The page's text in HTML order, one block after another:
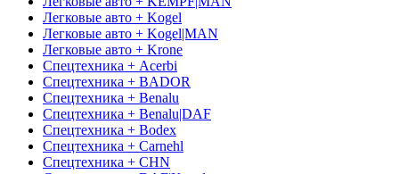
Легковые авто + Kogel
Легковые авто + Kogel|MAN
Легковые авто + Krone
Спецтехника + Acerbi
Спецтехника + BADOR
Спецтехника + Benalu
Спецтехника + Benalu|DAF
Спецтехника + Bodex
Спецтехника + Carnehl
Спецтехника + CHN